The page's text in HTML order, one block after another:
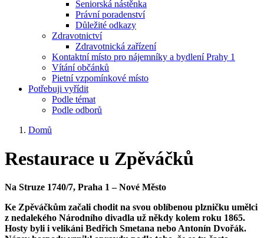
Seniorská nástěnka
Právní poradenství
Důležité odkazy
Zdravotnictví
Zdravotnická zařízení
Kontaktní místo pro nájemníky a bydlení Prahy 1
Vítání občánků
Pietní vzpomínkové místo
Potřebuji vyřídit
Podle témat
Podle odborů
Domů
Restaurace u Zpěváčků
Na Struze 1740/7, Praha 1 – Nové Město
Ke Zpěváčkům začali chodit na svou oblíbenou plzničku umělci
z nedalekého Národního divadla už někdy kolem roku 1865.
Hosty byli i velikáni Bedřich Smetana nebo Antonín Dvořák.